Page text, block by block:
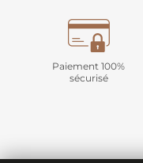
Paiement 100%
sécurisé